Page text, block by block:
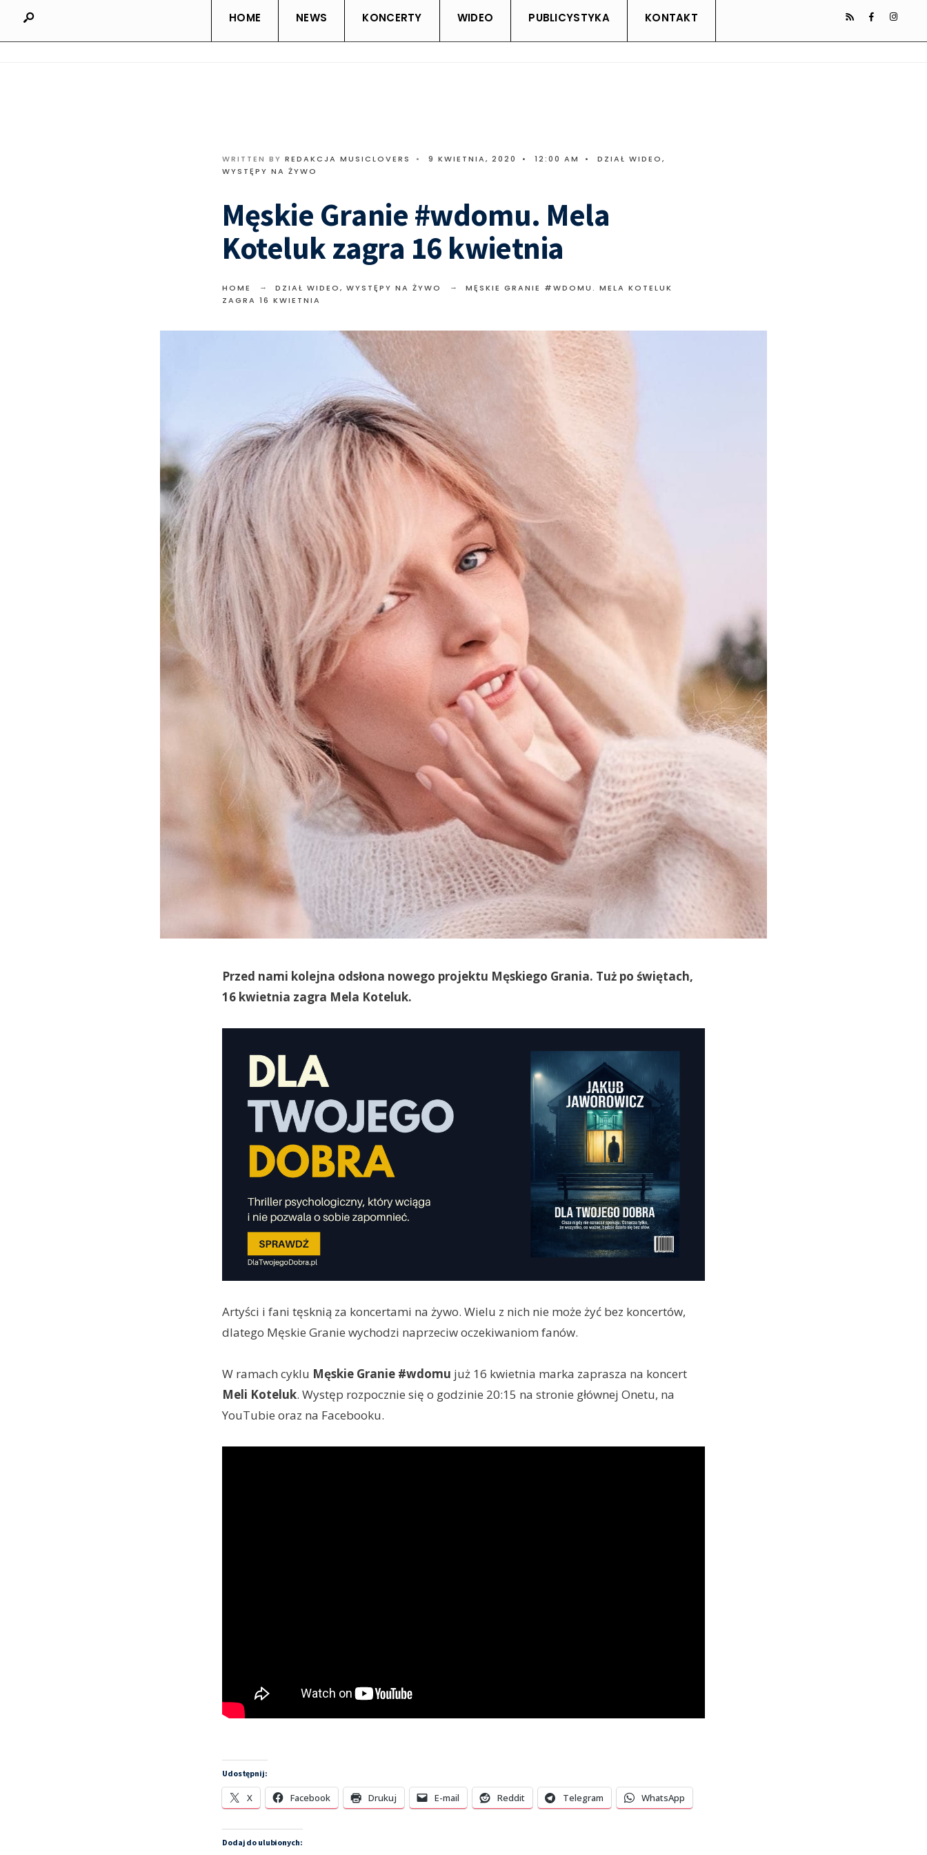
HOME NEWS KONCERTY WIDEO PUBLICYSTYKA KONTAKT
WRITTEN BY REDAKCJA MUSICLOVERS • 9 KWIETNIA, 2020 • 12:00 AM • DZIAŁ WIDEO,
WYSTĘPY NA ŻYWO
Męskie Granie #wdomu. Mela
Koteluk zagra 16 kwietnia
HOME DZIAŁ WIDEO, WYSTĘPY NA ŻYWO
MĘSKIE GRANIE #WDOMU. MELA KOTELUK
ZAGRA 16 KWIETNIA
Przed nami kolejna odsłona nowego projektu Męskiego Grania. Tuż po świętach,
16 kwietnia zagra Mela Koteluk.
Artyści i fani tęsknią za koncertami na żywo. Wielu z nich nie może żyć bez koncertów,
dlatego Męskie Granie wychodzi naprzeciw oczekiwaniom fanów.
W ramach cyklu Męskie Granie #wdomu już 16 kwietnia marka zaprasza na koncert
Meli Koteluk. Występ rozpocznie się o godzinie 20:15 na stronie głównej Onetu, na
YouTubie oraz na Facebooku.
Udostępnij:
X Facebook Drukuj E-mail Reddit Telegram WhatsApp
Dodaj do ulubionych: